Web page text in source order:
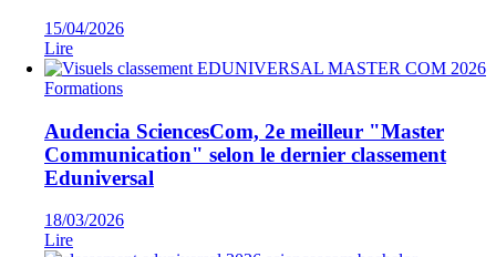
15/04/2026
Lire
Formations
Audencia SciencesCom, 2e meilleur "Master
Communication" selon le dernier classement
Eduniversal
18/03/2026
Lire